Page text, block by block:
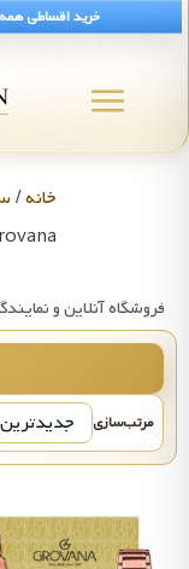
خرید ساعت گرووانا Grovana | قیمت و اصل
خرید اقساطی
خانه/
فروشگاه آنلاین و
مرتب‌سازی